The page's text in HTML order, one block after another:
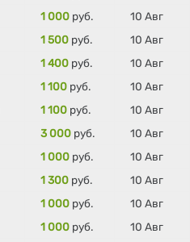
1 000 руб.
10 Авг
1 500 руб.
10 Авг
1 400 руб.
10 Авг
1 100 руб.
10 Авг
1 100 руб.
10 Авг
3 000 руб.
10 Авг
1 000 руб.
10 Авг
1 300 руб.
10 Авг
1 000 руб.
10 Авг
1 000 руб.
10 Авг